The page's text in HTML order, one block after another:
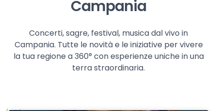
Campania
Concerti, sagre, festival, musica dal vivo in
Campania. Tutte le novità e le iniziative per vivere
la tua regione a 360° con esperienze uniche in una
terra straordinaria.